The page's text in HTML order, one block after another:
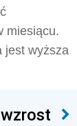
miesiącu.
jest wyższa